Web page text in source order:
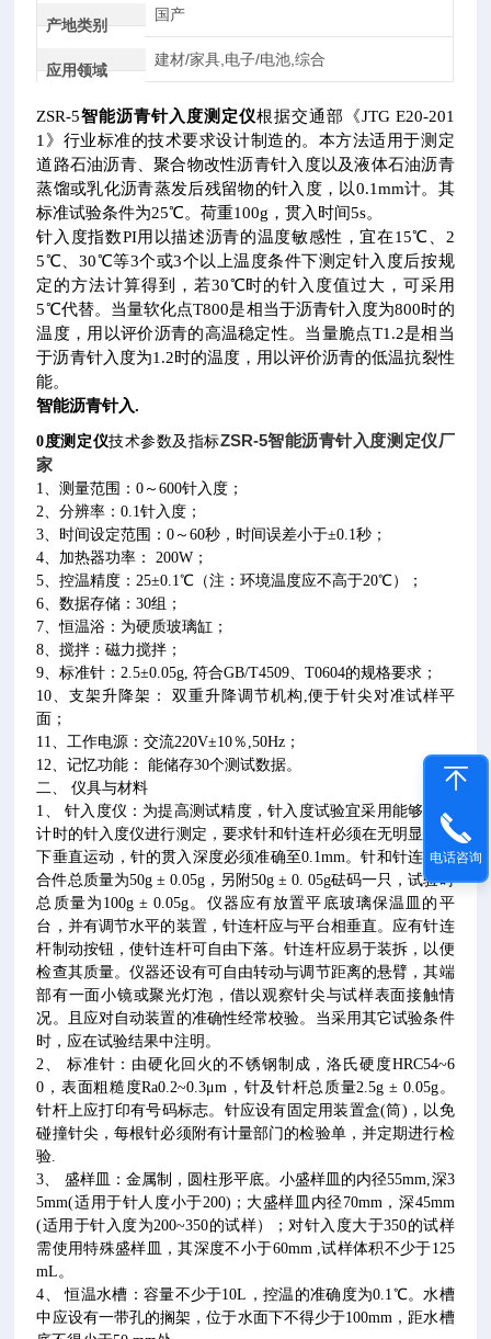
产地类别
国产
应用领域
建材/家具,电子/电池,综合
ZSR-5智能沥青针入度测定仪根据交通部《JTG E20-201
1》行业标准的技术要求设计制造的。本方法适用于测定
道路石油沥青、聚合物改性沥青针入度以及液体石油沥青
蒸馏或乳化沥青蒸发后残留物的针入度，以0.1mm计。其
标准试验条件为25℃。荷重100g，贯入时间5s。
针入度指数PI用以描述沥青的温度敏感性，宜在15℃、2
5℃、30℃等3个或3个以上温度条件下测定针入度后按规
定的方法计算得到，若30℃时的针入度值过大，可采用
5℃代替。当量软化点T800是相当于沥青针入度为800时的
温度，用以评价沥青的高温稳定性。当量脆点T1.2是相当
于沥青针入度为1.2时的温度，用以评价沥青的低温抗裂性
能。
智能沥青针入.
0度测定仪技术参数及指标ZSR-5智能沥青针入度测定仪厂
家
1、测量范围：0～600针入度；
2、分辨率：0.1针入度；
3、时间设定范围：0～60秒，时间误差小于±0.1秒；
4、加热器功率： 200W；
5、控温精度：25±0.1℃（注：环境温度应不高于20℃）；
6、数据存储：30组；
7、恒温浴：为硬质玻璃缸；
8、搅拌：磁力搅拌；
9、标准针：2.5±0.05g, 符合GB/T4509、T0604的规格要求；
10、支架升降架： 双重升降调节机构,便于针尖对准试样平
面；
11、工作电源：交流220V±10％,50Hz；
12、记忆功能： 能储存30个测试数据。
二、 仪具与材料
1、 针入度仪：为提高测试精度，针入度试验宜采用能够自动
计时的针入度仪进行测定，要求针和针连杆必须在无明显摩擦
下垂直运动，针的贯入深度必须准确至0.1mm。针和针连杆组
合件总质量为50g ± 0.05g，另附50g ± 0. 05g砝码一只，试验时
总质量为100g ± 0.05g。仪器应有放置平底玻璃保温皿的平
台，并有调节水平的装置，针连杆应与平台相垂直。应有针连
杆制动按钮，使针连杆可自由下落。针连杆应易于装拆，以便
检查其质量。仪器还设有可自由转动与调节距离的悬臂，其端
部有一面小镜或聚光灯泡，借以观察针尖与试样表面接触情
况。且应对自动装置的准确性经常校验。当采用其它试验条件
时，应在试验结果中注明。
2、 标准针：由硬化回火的不锈钢制成，洛氏硬度HRC54~6
0，表面粗糙度Ra0.2~0.3μm，针及针杆总质量2.5g ± 0.05g。
针杆上应打印有号码标志。针应设有固定用装置盒(筒)，以免
碰撞针尖，每根针必须附有计量部门的检验单，并定期进行检
验.
3、 盛样皿：金属制，圆柱形平底。小盛样皿的内径55mm,深3
5mm(适用于针人度小于200)；大盛样皿内径70mm，深45mm
(适用于针入度为200~350的试样）；对针入度大于350的试样
需使用特殊盛样皿，其深度不小于60mm ,试样体积不少于125
mL。
4、 恒温水槽：容量不少于10L，控温的准确度为0.1℃。水槽
中应设有一带孔的搁架，位于水面下不得少于100mm，距水槽
电话咨询